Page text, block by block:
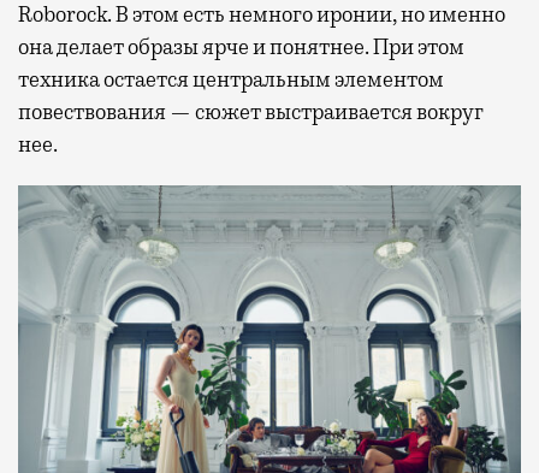
Roborock. В этом есть немного иронии, но именно
она делает образы ярче и понятнее. При этом
техника остается центральным элементом
повествования — сюжет выстраивается вокруг
нее.